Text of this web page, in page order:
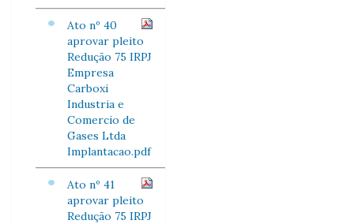
Ato nº 40
aprovar pleito
Redução 75 IRPJ
Empresa
Carboxi
Industria e
Comercio de
Gases Ltda
Implantacao.pdf
Ato nº 41
aprovar pleito
Redução 75 IRPJ